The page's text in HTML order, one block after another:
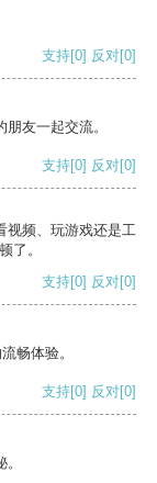
支持[0] 反对[0]
友一起交流。
支持[0] 反对[0]
视频、玩游戏还是工
了。
支持[0] 反对[0]
畅体验。
支持[0] 反对[0]